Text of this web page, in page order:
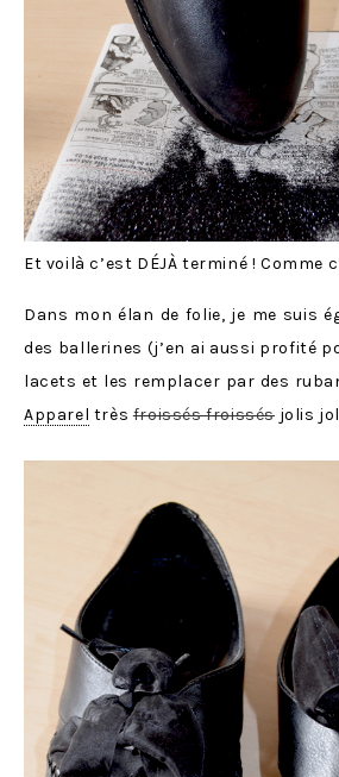
Et voilà c’est DÉJÀ terminé ! Comme
Dans mon élan de folie, je me suis
des ballerines (j’en ai aussi profité
lacets et les remplacer par des
Apparel trèsfroissés froissés jolis